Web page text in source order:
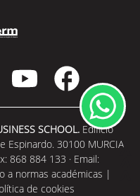
SCHOOL. Edificio
Espinardo. 30100 MURCIA
868 884 133 · Email:
a normas académicas |
de cookies